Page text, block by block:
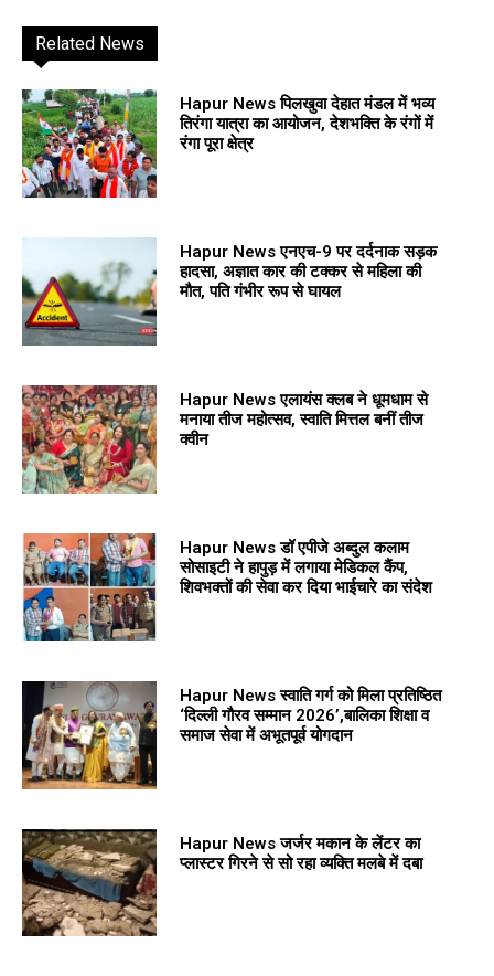
Related News
Hapur News पिलखुवा देहात मंडल में भव्य
तिरंगा यात्रा का आयोजन, देशभक्ति के रंगों में
रंगा पूरा क्षेत्र
Hapur News एनएच-9 पर दर्दनाक सड़क
हादसा, अज्ञात कार की टक्कर से महिला की
मौत, पति गंभीर रूप से घायल
Hapur News एलायंस क्लब ने धूमधाम से
मनाया तीज महोत्सव, स्वाति मित्तल बनीं तीज
क्वीन
Hapur News डॉ एपीजे अब्दुल कलाम
सोसाइटी ने हापुड़ में लगाया मेडिकल कैंप,
शिवभक्तों की सेवा कर दिया भाईचारे का संदेश
Hapur News स्वाति गर्ग को मिला प्रतिष्ठित
‘दिल्ली गौरव सम्मान 2026’,बालिका शिक्षा व
समाज सेवा में अभूतपूर्व योगदान
Hapur News जर्जर मकान के लेंटर का
प्लास्टर गिरने से सो रहा व्यक्ति मलबे में दबा